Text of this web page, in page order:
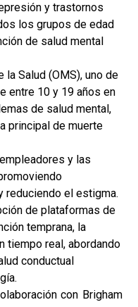
y trastornos
los grupos de edad
de salud mental
la Salud (OMS), uno de
entre 10 y 19 años en
de salud mental,
principal de muerte
y las
reduciendo el estigma.
de plataformas de
temprana, la
tiempo real, abordando
conductual
con Brigham